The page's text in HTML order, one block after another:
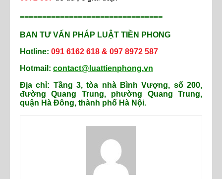
================================
BAN TƯ VẤN PHÁP LUẬT TIỀN PHONG
Hotline: 091 6162 618 & 097 8972 587
Hotmail: contact@luattienphong.vn
Địa chỉ: Tầng 3, tòa nhà Bình Vượng, số 200,
đường Quang Trung, phường Quang Trung,
quận Hà Đông, thành phố Hà Nội.